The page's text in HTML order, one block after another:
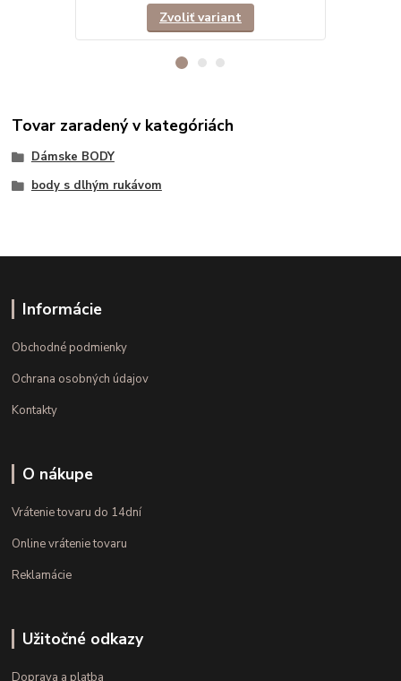
Zvoliť variant
Tovar zaradený v kategóriách
Dámske BODY
body s dlhým rukávom
Informácie
Obchodné podmienky
Ochrana osobných údajov
Kontakty
O nákupe
Vrátenie tovaru do 14dní
Online vrátenie tovaru
Reklamácie
Užitočné odkazy
Doprava a platba